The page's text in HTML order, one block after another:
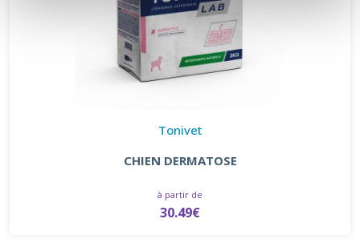
Tonivet
CHIEN DERMATOSE
à partir de
30.49€